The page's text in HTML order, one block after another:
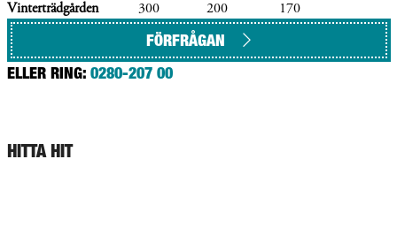
Vinterträdgården
300 200 170
FÖRFRÅGAN
ELLER RING: 0280-207 00
HITTA HIT